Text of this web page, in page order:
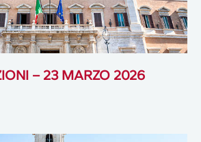
– 23 MARZO 2026